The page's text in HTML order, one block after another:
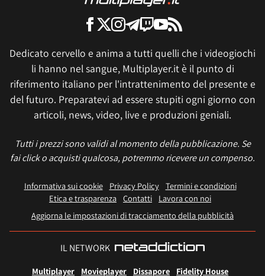
Dedicato cervello e anima a tutti quelli che i videogiochi
li hanno nel sangue, Multiplayer.it è il punto di
riferimento italiano per l'intrattenimento del presente e
del futuro. Preparatevi ad essere stupiti ogni giorno con
articoli, news, video, live e produzioni geniali.
Tutti i prezzi sono validi al momento della pubblicazione. Se
fai click o acquisti qualcosa, potremmo ricevere un compenso.
Informativa sui cookie Privacy Policy
Termini e condizioni
Etica e trasparenza Contatti
Lavora con noi
Aggiorna le impostazioni di tracciamento della pubblicità
IL NETWORK
Multiplayer Movieplayer Dissapore Fidelity House